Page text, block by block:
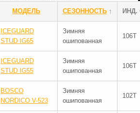
МОДЕЛЬ СЕЗОННОСТЬ↑ ИНД.
ICEGUARD
STUD IG65
Зимняя
ошипованная
106T
ICEGUARD
STUD IG55
Зимняя
ошипованная
106T
BOSCO
NORDICO V-523
Зимняя
ошипованная
102T